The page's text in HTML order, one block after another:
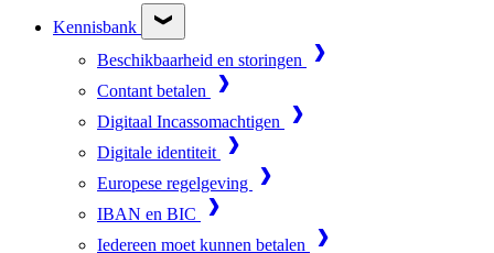
Kennisbank
Beschikbaarheid en storingen
Contant betalen
Digitaal Incassomachtigen
Digitale identiteit
Europese regelgeving
IBAN en BIC
Iedereen moet kunnen betalen